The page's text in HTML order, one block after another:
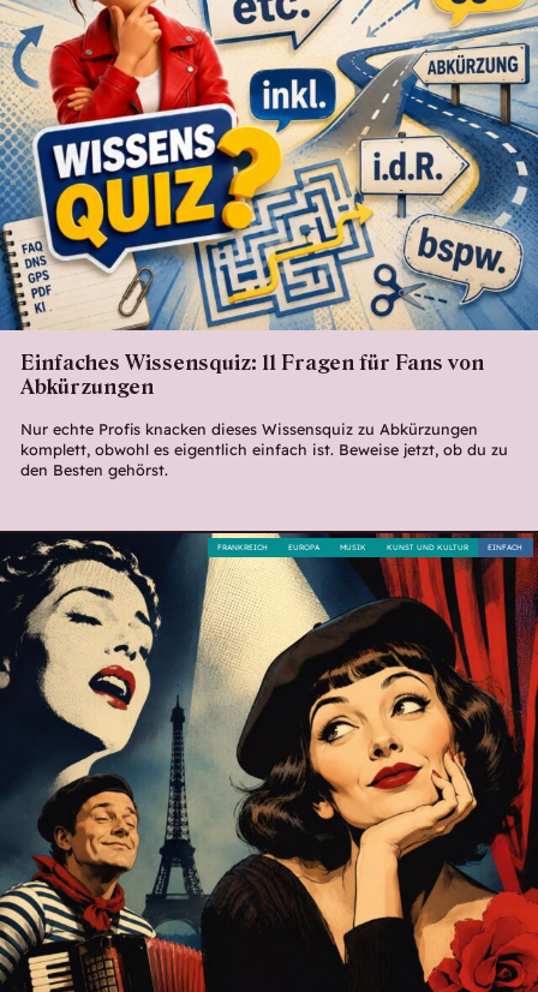
Einfaches Wissensquiz: 11 Fragen für Fans von
Abkürzungen
Nur echte Profis knacken dieses Wissensquiz zu Abkürzungen
komplett, obwohl es eigentlich einfach ist. Beweise jetzt, ob du zu
den Besten gehörst.
EINFACH
KUNST UND KULTUR
MUSIK
EUROPA
FRANKREICH